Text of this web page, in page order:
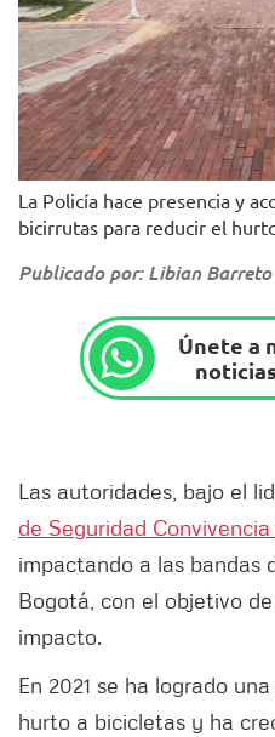
La Policía hace presencia y
bicirrutas para reducir el
Publicado por: Libian Barreto
Únete a
Las autoridades, bajo el
de Seguridad
impactando a las bandas
Bogotá, con el objetivo
impacto.
En 2021 se ha logrado
hurto a bicicletas y ha